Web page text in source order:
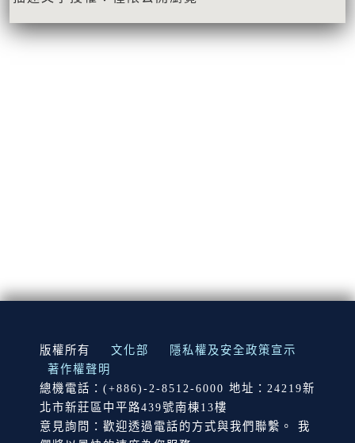
:::
版權所有 文化部
隱私權及安全政策宣示
著作權聲明
總機電話：(+886)-2-8512-6000 地址：24219新
北市新莊區中平路439號南棟13樓
意見詢問：歡迎透過電話的方式與我們聯繫。 我